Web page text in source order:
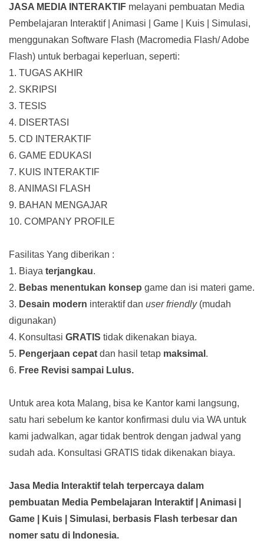
JASA MEDIA INTERAKTIF melayani pembuatan Media
Pembelajaran Interaktif| Animasi | Game | Kuis | Simulasi,
menggunakan Software Flash (Macromedia Flash/ Adobe
Flash) untuk berbagai keperluan, seperti:
1. TUGAS AKHIR
2. SKRIPSI
3. TESIS
4. DISERTASI
5. CD INTERAKTIF
6. GAME EDUKASI
7. KUIS INTERAKTIF
8. ANIMASI FLASH
9. BAHAN MENGAJAR
10. COMPANY PROFILE
Fasilitas Yang diberikan :
1. Biaya terjangkau.
2. Bebas menentukan konsep game dan isi materi game.
3. Desain modern interaktif dan user friendly(mudah
digunakan)
4. Konsultasi GRATIS tidak dikenakan biaya.
5. Pengerjaan cepat dan hasil tetap maksimal .
6. Free Revisi sampai Lulus.
Untuk area kota Malang, bisa ke Kantor kami langsung,
satu hari sebelum ke kantor konfirmasi dulu via WA untuk
kami jadwalkan, agar tidak bentrok dengan jadwal yang
sudah ada. Konsultasi GRATIS tidak dikenakan biaya.
Jasa Media Interaktif telah terpercaya dalam
pembuatan Media Pembelajaran Interaktif| Animasi |
Game | Kuis | Simulasi, berbasis Flash terbesar dan
nomer satu di Indonesia.